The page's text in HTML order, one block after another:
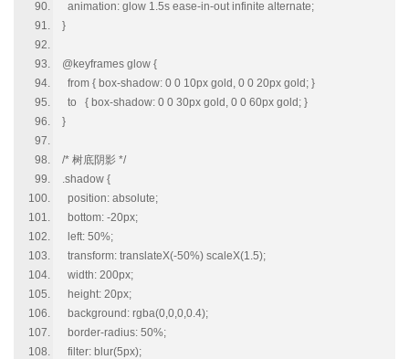
animation: glow 1.5s ease-in-out infinite alternate;
}
@keyframes glow {
from { box-shadow: 0 0 10px gold, 0 0 20px gold; }
to { box-shadow: 0 0 30px gold, 0 0 60px gold; }
}
/* 树底阴影 */
.shadow {
position: absolute;
bottom: -20px;
left: 50%;
transform: translateX(-50%) scaleX(1.5);
width: 200px;
height: 20px;
background: rgba(0,0,0,0.4);
border-radius: 50%;
filter: blur(5px);